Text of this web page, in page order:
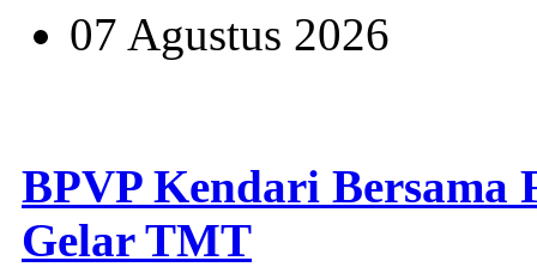
07 Agustus 2026
BPVP Kendari
Gelar TMT